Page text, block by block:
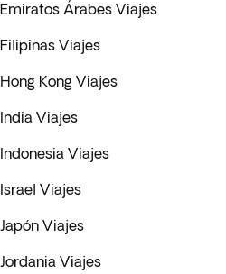
Emiratos Árabes Viajes
Filipinas Viajes
Hong Kong Viajes
India Viajes
Indonesia Viajes
Israel Viajes
Japón Viajes
Jordania Viajes